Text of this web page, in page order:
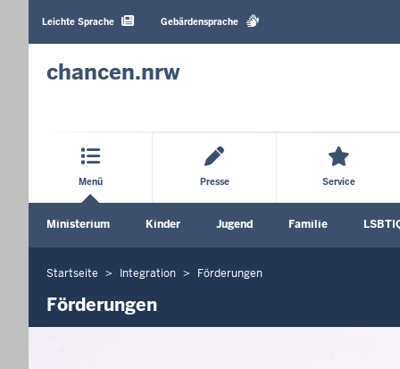
Sprachen
Leichte Sprache Gebärdensprache
chancen.nrw
Hauptmenü
Menü Presse Service
Ministerium Kinder Jugend Familie
Sie
befinden
Startseite Integration Förderungen
Förderungen